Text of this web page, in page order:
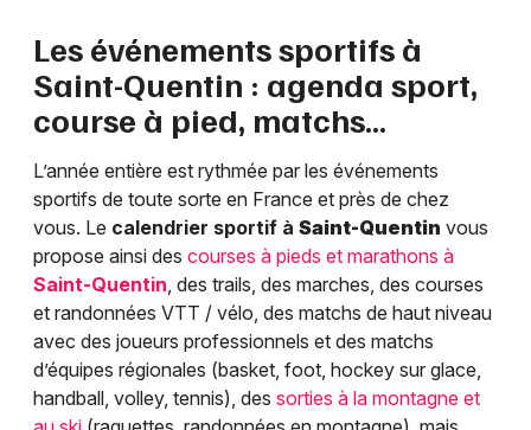
Les événements sportifs à
Saint-Quentin : agenda sport,
course à pied, matchs…
L’année entière est rythmée par les événements
sportifs de toute sorte en France et près de chez
vous. Le calendrier sportif à Saint-Quentin vous
propose ainsi des courses à pieds et marathons à
Saint-Quentin , des trails, des marches, des courses
et randonnées VTT / vélo, des matchs de haut niveau
avec des joueurs professionnels et des matchs
d’équipes régionales (basket, foot, hockey sur glace,
handball, volley, tennis), des sorties à la montagne et